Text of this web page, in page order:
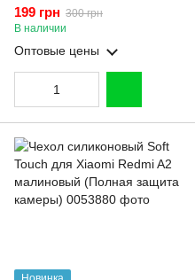
противоударный с высокими
бортами черный
199 грн 300 грн
В наличии
Оптовые цены